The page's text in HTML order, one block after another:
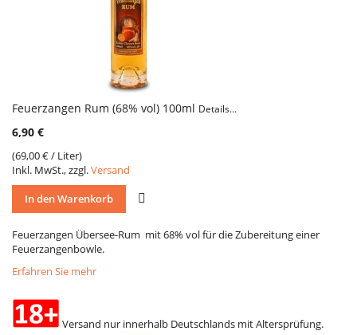
Feuerzangen Rum (68% vol) 100ml Details...
6,90 €
(69,00 €/ Liter)
Inkl. MwSt., zzgl.Versand
In den Warenkorb
Feuerzangen Übersee-Rum mit 68% vol für die Zubereitung einer
Feuerzangenbowle.
Erfahren Sie mehr
Versand nur innerhalb Deutschlands mit Altersprüfung.